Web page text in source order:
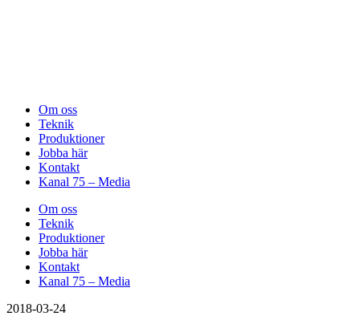
Om oss
Teknik
Produktioner
Jobba här
Kontakt
Kanal 75 – Media
Om oss
Teknik
Produktioner
Jobba här
Kontakt
Kanal 75 – Media
2018-03-24